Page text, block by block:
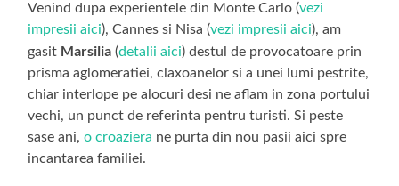
Venind dupa experientele din Monte Carlo (vezi
impresii aici), Cannes si Nisa (vezi impresii aici), am
gasit Marsilia (detalii aici) destul de provocatoare prin
prisma aglomeratiei, claxoanelor si a unei lumi pestrite,
chiar interlope pe alocuri desi ne aflam in zona portului
vechi, un punct de referinta pentru turisti. Si peste
sase ani,o croaziera ne purta din nou pasii aici spre
incantarea familiei.